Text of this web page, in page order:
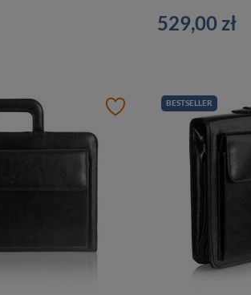
529,00 zł
BESTSELLER